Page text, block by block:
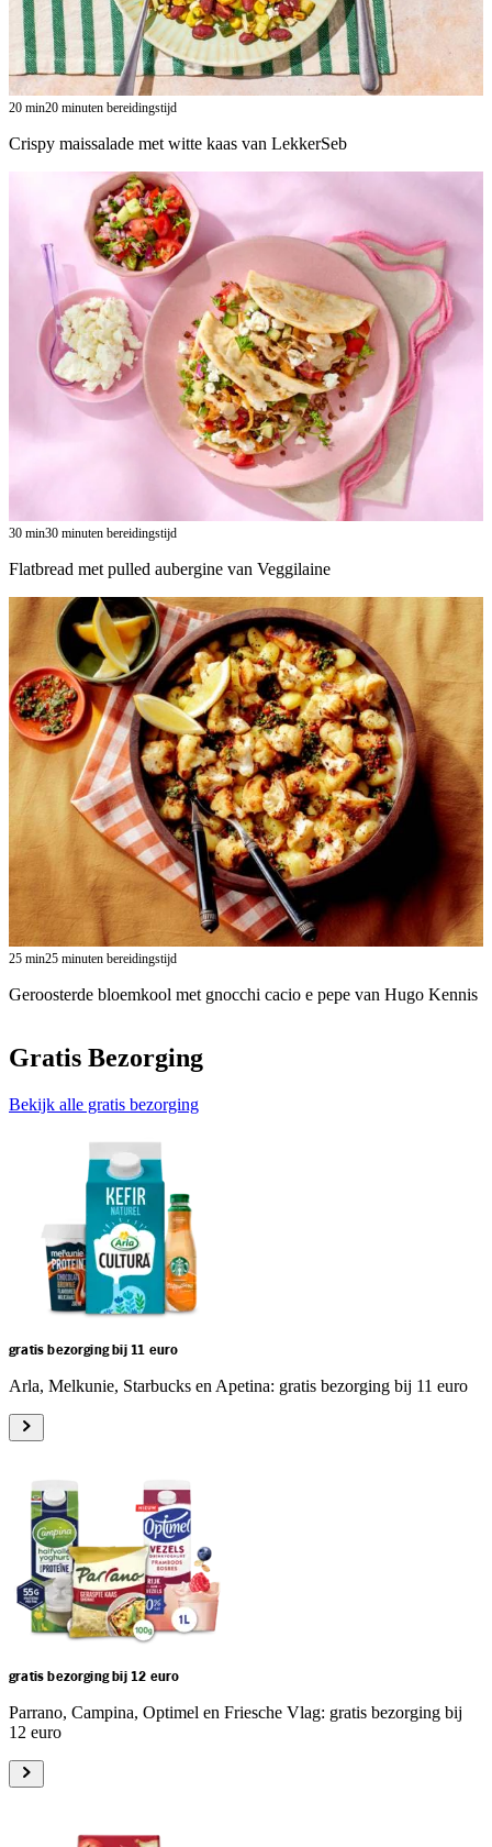
20 min20 minuten bereidingstijd
Crispy maissalade met witte kaas van LekkerSeb
30 min30 minuten bereidingstijd
Flatbread met pulled aubergine van Veggilaine
25 min25 minuten bereidingstijd
Geroosterde bloemkool met gnocchi cacio e pepe van Hugo Kennis
Gratis Bezorging
Bekijk alle gratis bezorging
gratis bezorging bij 11 euro
Arla, Melkunie, Starbucks en Apetina: gratis bezorging bij 11 euro
gratis bezorging bij 12 euro
Parrano, Campina, Optimel en Friesche Vlag: gratis bezorging bij
12 euro